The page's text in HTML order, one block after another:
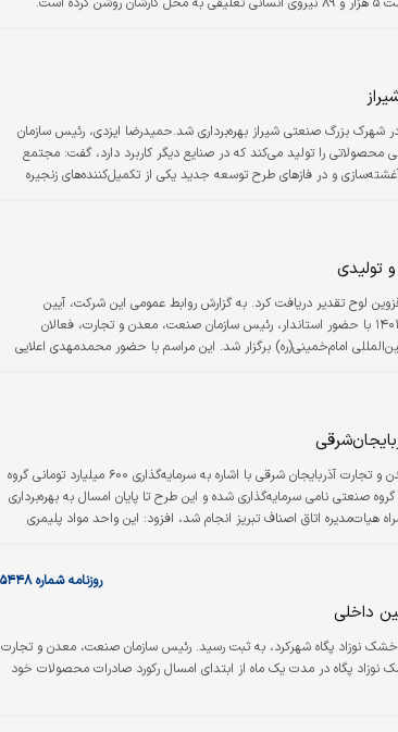
شهرک بزرگ صنعتی شیراز بهره‌برداری شد.حمیدرضا ایزدی، رئیس سازمان
را تولید می‌کند که در صنایع دیگر کاربرد دارد، گفت: مجتمع
و در فازهای طرح توسعه جدید یکی از تکمیل‌کننده‌های زنجیره
تولیدی
لوح تقدیر دریافت کرد. به گزارش روابط عمومی این شرکت، آیین
گرامی‌‌داشت روز ملی صنعت و معدن، شامگاه چهارشنبه ۱۵ تیرماه ۱۴۰۱ با حضور استاندار، رئیس سازمان صنعت، معدن و تجارت، فعالان
امام‌خمینی‌(ره) برگزار شد. این مراسم با حضور محمدمهدی اعلایی
رئیس سازمان صنعت، معدن و تجارت آذربایجان شرقی با اشاره به سرمایه‌‌گذاری ۶۰۰ میلیارد تومانی گروه
تومان برای فاز توسعه گروه صنعتی نامی سرمایه‌‌گذاری شده و این طرح تا پایان امسال به بهره‌‌برداری
هیات‌مدیره اتاق اصناف تبریز انجام شد، افزود: این واحد مواد پلیمری
روزنامه شماره ۵۴۴۸
داخلی
نوزاد پگاه شهرکرد، به ثبت رسید. رئیس سازمان صنعت، معدن و تجارت
نوزاد پگاه در مدت یک ماه از ابتدای امسال رکورد صادرات محصولات خود